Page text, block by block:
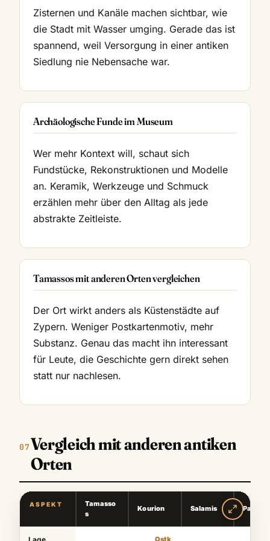
Zisternen und Kanäle machen sichtbar, wie
die Stadt mit Wasser umging. Gerade das ist
spannend, weil Versorgung in einer antiken
Siedlung nie Nebensache war.
Archäologische Funde im Museum
Wer mehr Kontext will, schaut sich
Fundstücke, Rekonstruktionen und Modelle
an. Keramik, Werkzeuge und Schmuck
erzählen mehr über den Alltag als jede
abstrakte Zeitleiste.
Tamassos mit anderen Orten vergleichen
Der Ort wirkt anders als Küstenstädte auf
Zypern. Weniger Postkartenmotiv, mehr
Substanz. Genau das macht ihn interessant
für Leute, die Geschichte gern direkt sehen
statt nur nachlesen.
Vergleich mit anderen antiken
Orten
ASPEKT
Tamasso
s
Kourion Salamis Paphos
Ostk